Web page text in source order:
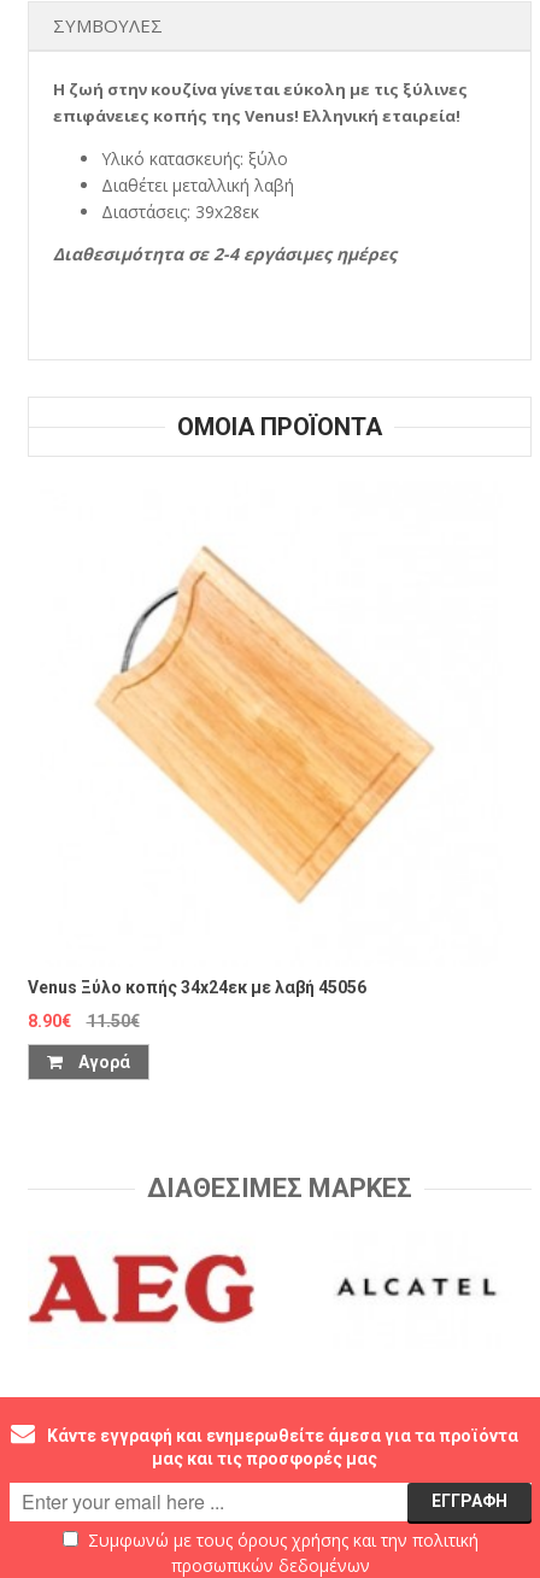
ΣΥΜΒΟΥΛΕΣ
Η ζωή στην κουζίνα γίνεται εύκολη με τις ξύλινες
επιφάνειες κοπής της Venus! Ελληνική εταιρεία!
Υλικό κατασκευής: ξύλο
Διαθέτει μεταλλική λαβή
Διαστάσεις: 39x28εκ
Διαθεσιμότητα σε 2-4 εργάσιμες ημέρες
ΟΜΟΙΑ ΠΡΟΪΟΝΤΑ
Venus Ξύλο κοπής 34x24εκ με λαβή 45056
8.90€
11.50€
Αγορά
ΔΙΑΘΕΣΙΜΕΣ ΜΑΡΚΕΣ
Κάντε εγγραφή και ενημερωθείτε άμεσα για τα προϊόντα
μας και τις προσφορές μας
Συμφωνώ με τους όρους χρήσηςκαι την πολιτική
προσωπικών δεδομένων